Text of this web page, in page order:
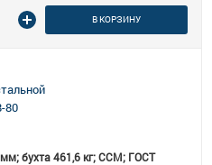
В КОРЗИНУ
бухта 461,6 кг; ССМ; ГОСТ